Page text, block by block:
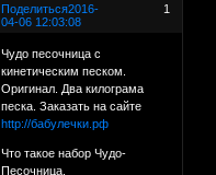
Поделиться 1
2016-
04-06 12:03:08
Чудо песочница с
кинетическим песком.
Оригинал. Два килограма
песка. Заказать на сайте
http://бабулечки.рф
Что такое набор Чудо-
Песочница.